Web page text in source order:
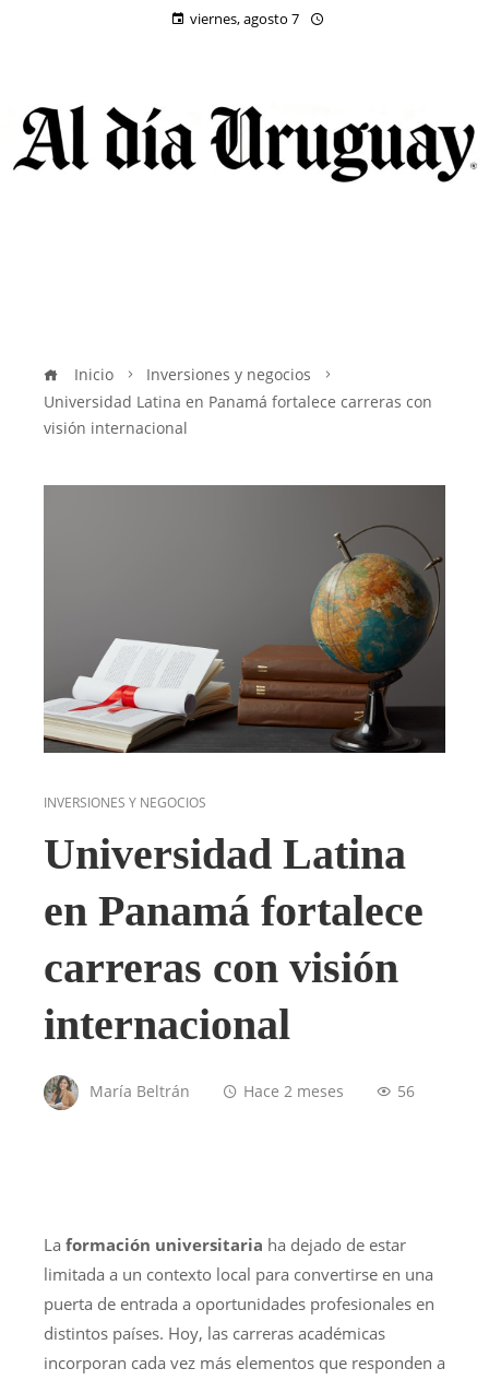
viernes, agosto 7
Inicio
Inversiones y negocios
Universidad Latina en Panamá fortalece carreras con
visión internacional
INVERSIONES Y NEGOCIOS
Universidad Latina
en Panamá fortalece
carreras con visión
internacional
María Beltrán Hace 2 meses 56
La formación universitaria ha dejado de estar
limitada a un contexto local para convertirse en una
puerta de entrada a oportunidades profesionales en
distintos países. Hoy, las carreras académicas
incorporan cada vez más elementos que responden a